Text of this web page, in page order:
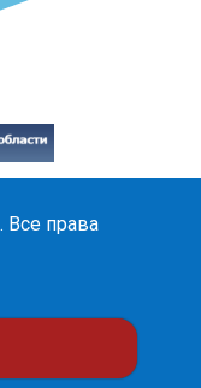
. Все права